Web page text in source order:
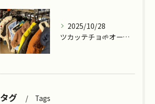
2025/10/28
ツカッテチョ🌱オープンまであと少し💪
タグ Tags